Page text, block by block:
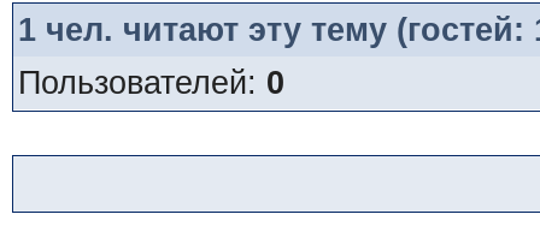
1чел. читают эту тему
Пользователей: 0